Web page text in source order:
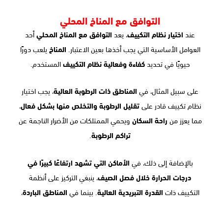
التوافق مع المناخ المحلي
عند اختيار نظام التكييف، يعد التوافق مع المناخ المحليأحد
العوامل الأساسية التي يجب أخذها بعين الاعتبار. المناخ يلعب دورًا
حيويًا في تحديدكفاءة وفعالية نظام التكييفالمستخدم.
على سبيل المثال، في المناطق ذات الرطوبة العالية، يجب اختيار
نظام تكييف قادر علىتقليل الرطوبة والتخلص منها بشكل فعال،
مما يعزز من راحة السكان ويحمي الممتلكات من الأضرار الناجمة عن
تراكم الرطوبة
بالإضافة إلى ذلك، في الأماكن التي تشهد ارتفاعًا كبيرًا في
درجات الحرارة خلال فصل الصيف، ينبغي التركيز على أنظمة
التكييف ذات القدرة التبريدية العالية . بينما في المناطق الباردة،